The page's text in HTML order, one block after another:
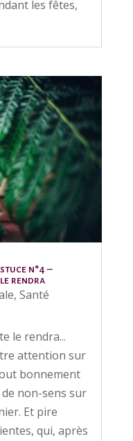
les fêtes,
n°4 –
rendra
, Santé
le rendra...
attention sur
bonnement
non-sens sur
Et pire
qui, après